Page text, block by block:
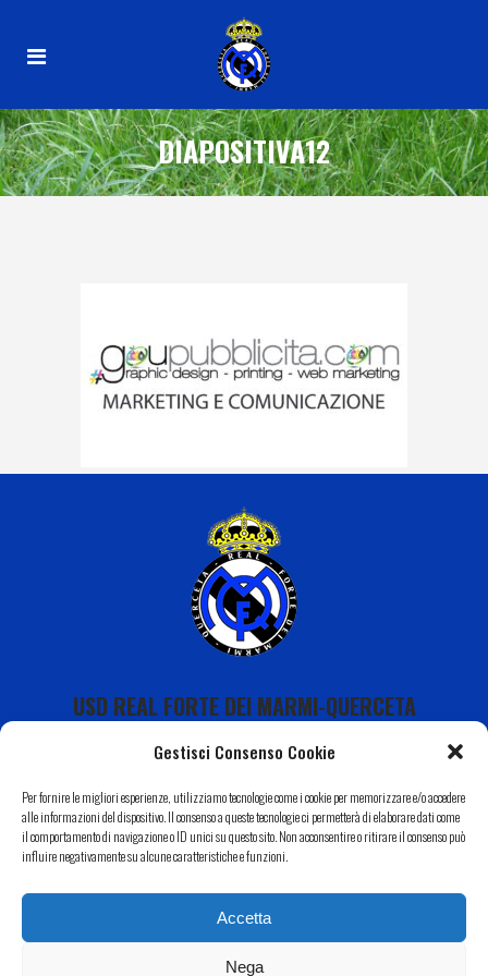
Gestisci Consenso Cookie
Per fornire le migliori esperienze, utilizziamo tecnologie come i cookie per memorizzare e/o accedere
alle informazioni del dispositivo. Il consenso a queste tecnologie ci permetterà di elaborare dati come
il comportamento di navigazione o ID unici su questo sito. Non acconsentire o ritirare il consenso può
influire negativamente su alcune caratteristiche e funzioni.
Accetta
Nega
DIAPOSITIVA12
USD REAL FORTE DEI MARMI-QUERCETA
Calendario
Il Nostro Territorio